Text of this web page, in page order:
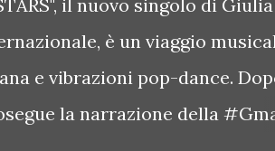
il nuovo singolo di
è un viaggio
e vibrazioni pop-dance.
la narrazione della